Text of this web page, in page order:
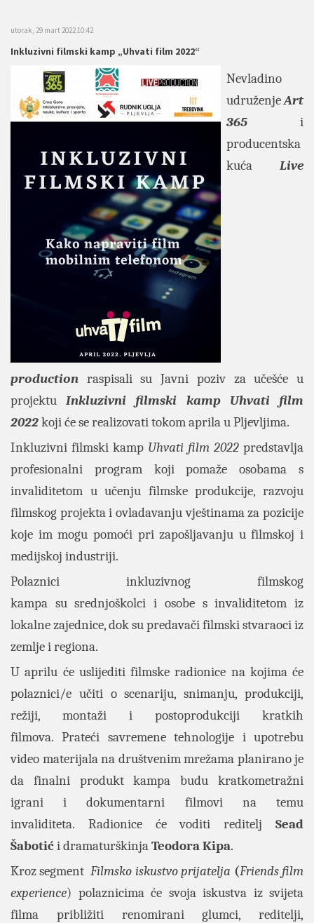
utorak, 29 mart 2022 10:42
Inkluzivni filmski kamp „Uhvati film 2022“
Nevladino
udruženjeArt
365 i
producentska
kuća Live
production raspisali su Javni poziv za učešće u
projektuInkluzivni filmski kamp Uhvati film
2022koji će se realizovati tokom aprila u Pljevljima.
Inkluzivni filmski kamp Uhvati film 2022 predstavlja
profesionalni program koji pomaže osobama s
invaliditetom u učenju filmske produkcije, razvoju
filmskog projekta i ovladavanju vještinama za pozicije
koje im mogu pomoći pri zapošljavanju u filmskoj i
medijskoj industriji.
Polaznici inkluzivnog filmskog
kampa su srednjoškolci i osobe s invaliditetom iz
lokalne zajednice, dok su predavači filmski stvaraoci iz
zemlje i regiona.
U aprilu će uslijediti filmske radionice na kojima će
polaznici/e učiti o scenariju, snimanju, produkciji,
režiji, montaži i postoprodukciji kratkih
filmova. Prateći savremene tehnologije i upotrebu
video materijala na društvenim mrežama planirano je
da finalni produkt kampa budu kratkometražni
igrani i dokumentarni filmovi na temu
invaliditeta. Radionice će voditi reditelj Sead
Šabotići dramaturškinjaTeodora Kipa.
Kroz segmentFilmsko iskustvo prijatelja (Friends film
experience) polaznicima će svoja iskustva iz svijeta
filma približiti renomirani glumci, reditelji,